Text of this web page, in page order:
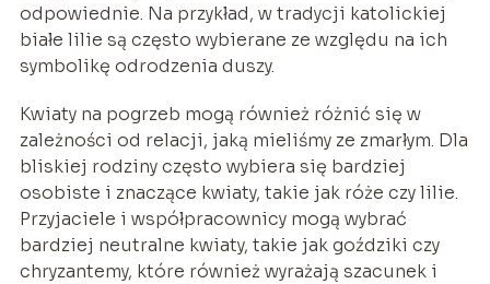
odpowiednie. Na przykład, w tradycji katolickiej
białe lilie są często wybierane ze względu na ich
symbolikę odrodzenia duszy.
Kwiaty na pogrzeb mogą również różnić się w
zależności od relacji, jaką mieliśmy ze zmarłym. Dla
bliskiej rodziny często wybiera się bardziej
osobiste i znaczące kwiaty, takie jak róże czy lilie.
Przyjaciele i współpracownicy mogą wybrać
bardziej neutralne kwiaty, takie jak goździki czy
chryzantemy, które również wyrażają szacunek i